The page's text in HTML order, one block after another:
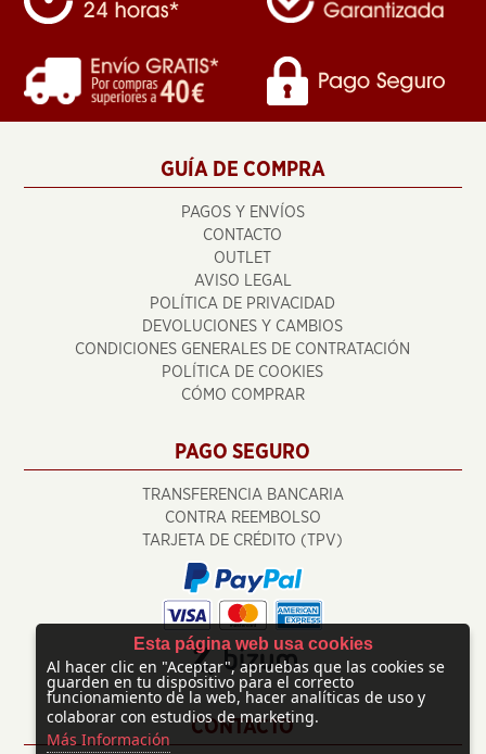
GUÍA DE COMPRA
PAGOS Y ENVÍOS
CONTACTO
OUTLET
AVISO LEGAL
POLÍTICA DE PRIVACIDAD
DEVOLUCIONES Y CAMBIOS
CONDICIONES GENERALES DE CONTRATACIÓN
POLÍTICA DE COOKIES
CÓMO COMPRAR
PAGO SEGURO
TRANSFERENCIA BANCARIA
CONTRA REEMBOLSO
TARJETA DE CRÉDITO (TPV)
CONTACTO
Esta página web usa cookies
Al hacer clic en "Aceptar", apruebas que las cookies se
guarden en tu dispositivo para el correcto
funcionamiento de la web, hacer analíticas de uso y
colaborar con estudios de marketing.
Más Información